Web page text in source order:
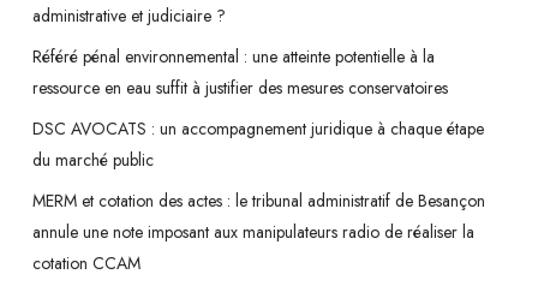
administrative et judiciaire ?
Référé pénal environnemental : une atteinte potentielle à la
ressource en eau suffit à justifier des mesures conservatoires
DSC AVOCATS : un accompagnement juridique à chaque étape
du marché public
MERM et cotation des actes : le tribunal administratif de Besançon
annule une note imposant aux manipulateurs radio de réaliser la
cotation CCAM